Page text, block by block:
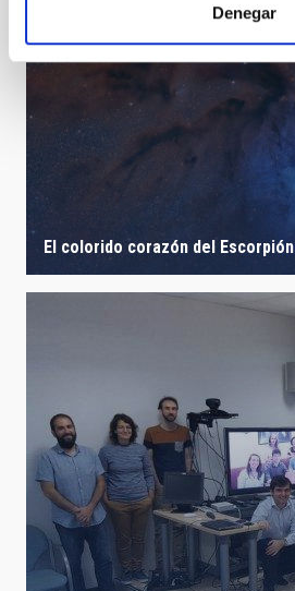
Denegar
El colorido corazón del Escorpión